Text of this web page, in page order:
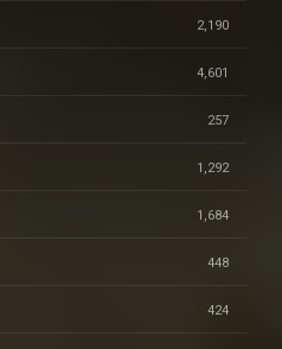
2,190
4,601
257
1,292
1,684
448
424